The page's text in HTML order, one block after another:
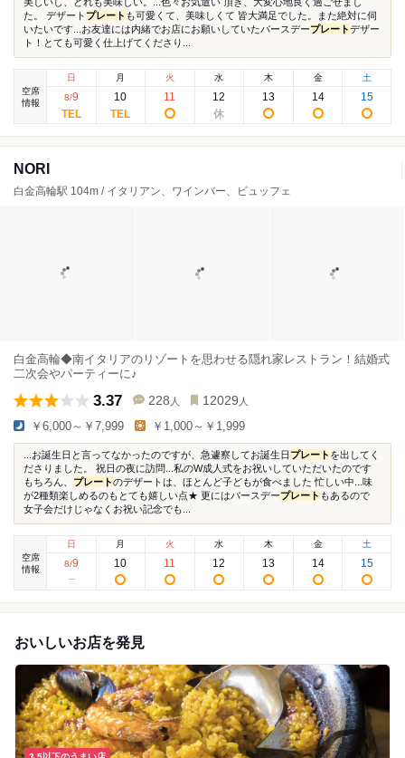
た。 デザート プレート も可愛くて、美味しくて 皆大満足でした。また絶対に伺
いたいです...お友達には内緒でお店にお願いしていたバースデープレートデザー
ト！とても可愛く仕上げてくださり...
空席
情報
日
8/9
月
10
火
11
水
12
木
13
金
14
土
15
NORI
白金高輪駅 104m / イタリアン、ワインバー、ビュッフェ
白金高輪◆南イタリアのリゾートを思わせる隠れ家レストラン！結婚式
二次会やパーティーに♪
3.37 228 人 12029 人
￥6,000～￥7,999 ￥1,000～￥1,999
...お誕生日と言ってなかったのですが、急遽察してお誕生日 プレート を出してく
ださりました。 祝日の夜に訪問...私のW成人式をお祝いしていただいたのです
もちろん、 プレートのデザートは、ほとんど子どもが食べました 忙しい中...味
が2種類楽しめるのもとても嬉しい点★ 更にはバースデープレート もあるので
女子会だけじゃなくお祝い記念でも...
空席
情報
日
8/9
月
10
火
11
水
12
木
13
金
14
土
15
おいしいお店を発見